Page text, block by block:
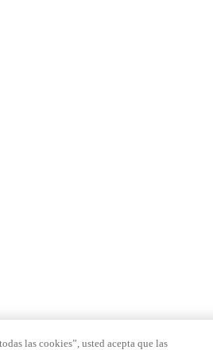
las cookies”, usted acepta que las